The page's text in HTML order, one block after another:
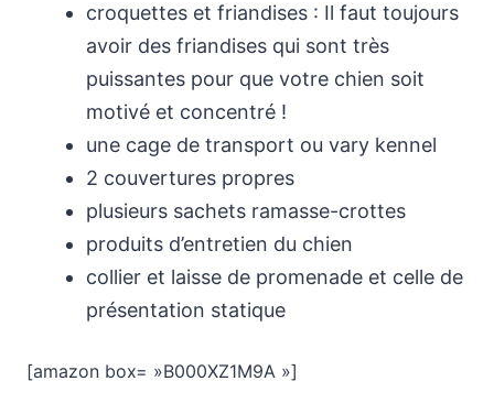
croquettes et friandises : Il faut toujours
avoir des friandises qui sont très
puissantes pour que votre chien soit
motivé et concentré !
une cage de transport ou vary kennel
2 couvertures propres
plusieurs sachets ramasse-crottes
produits d’entretien du chien
collier et laisse de promenade et celle de
présentation statique
[amazon box= »B000XZ1M9A »]